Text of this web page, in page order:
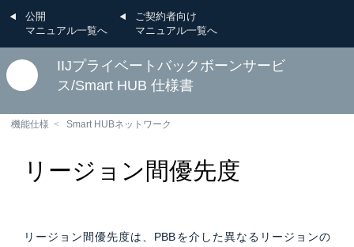
公開
マニュアル一覧へ
ご契約者向け
マニュアル一覧へ
IIJプライベートバックボーンサービ
ス/Smart HUB 仕様書
機能仕様 Smart HUBネットワーク
リージョン間優先度
リージョン間優先度は、PBBを介した異なるリージョンの